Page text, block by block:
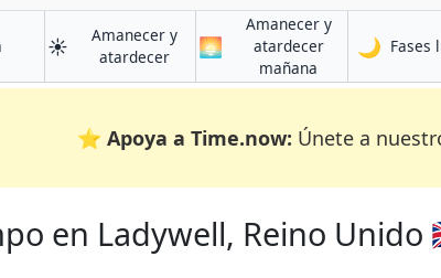
en Ladywell
☀️
Amanecer y
atardeceren Ladywell
🌅
Amanecer y
atardecer
mañana
🌙 Fases
⭐ Apoya a Time.now: Únete a
en Ladywell, Reino Unido